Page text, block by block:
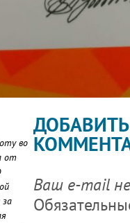
во
от
ДОБАВИТЬ
Ваш e-mail